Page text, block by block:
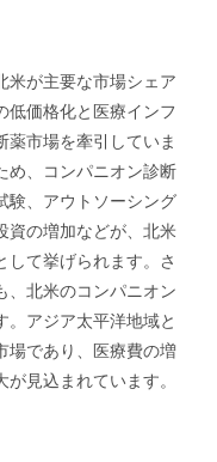
米が主要な市場シェア
低価格化と医療インフ
薬市場を牽引していま
め、コンパニオン診断
験、アウトソーシング
資の増加などが、北米
て挙げられます。さ
、北米のコンパニオン
アジア太平洋地域と
場であり、医療費の増
見込まれています。